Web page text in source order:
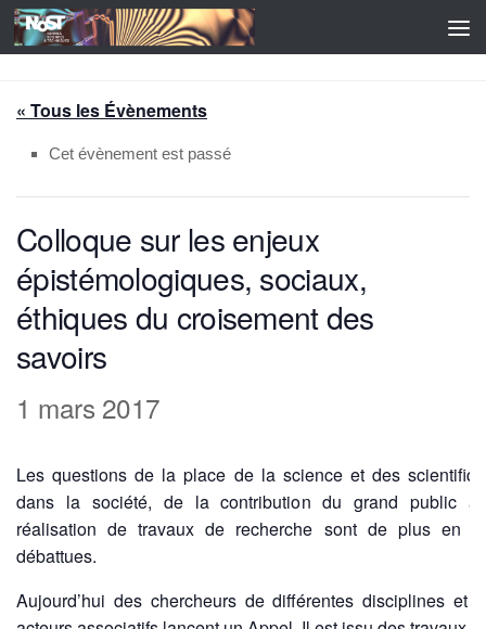
Skip to content
« Tous les Évènements
Cet évènement est passé
Colloque sur les enjeux
épistémologiques, sociaux,
éthiques du croisement des
savoirs
1 mars 2017
Les questions de la place de la science et des
dans la société, de la contribution du grand public
réalisation de travaux de recherche sont de plus en
débattues.
Aujourd’hui des chercheurs de différentes disciplines et